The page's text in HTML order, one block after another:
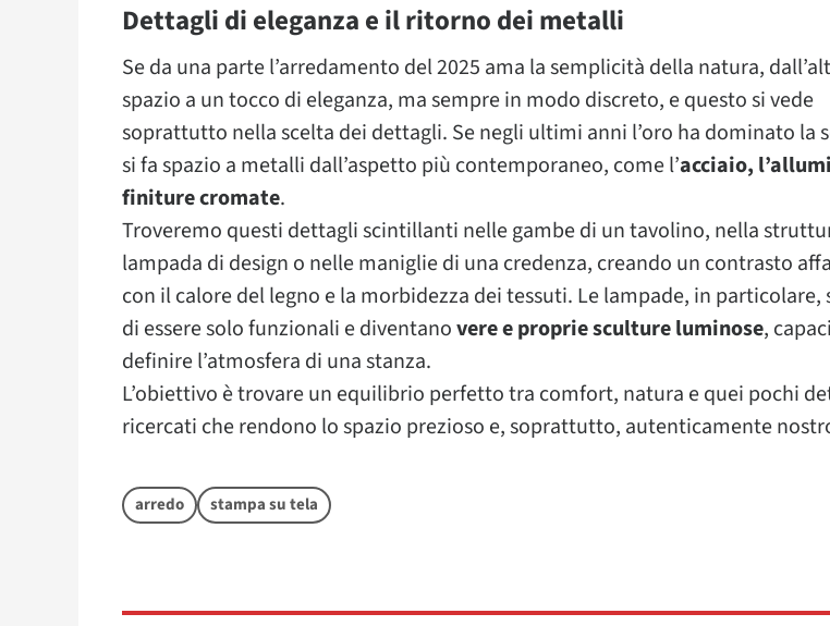
Dettagli di eleganza e il ritorno dei metalli
Se da una parte l’arredamento del 2025 ama la semplicità della natura,
spazio a un tocco di eleganza, ma sempre in modo discreto, e questo si vede
soprattutto nella scelta dei dettagli. Se negli ultimi anni l’oro ha dominato la
si fa spazio a metalli dall’aspetto più contemporaneo, come l’acciaio,
finiture cromate.
Troveremo questi dettagli scintillanti nelle gambe di un tavolino, nella
lampada di design o nelle maniglie di una credenza, creando un contrasto
con il calore del legno e la morbidezza dei tessuti. Le lampade, in
di essere solo funzionali e diventanovere e proprie sculture luminose,
definire l’atmosfera di una stanza.
L’obiettivo è trovare un equilibrio perfetto tra comfort, natura e quei pochi
ricercati che rendono lo spazio prezioso e, soprattutto, autenticamente
arredo stampa su tela